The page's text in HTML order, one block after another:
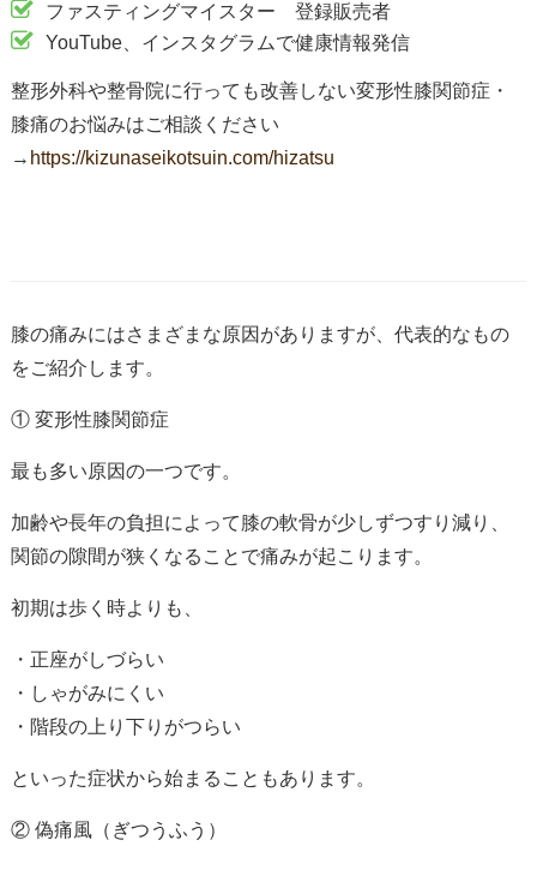
ファスティングマイスター 登録販売者
YouTube、インスタグラムで健康情報発信
整形外科や整骨院に行っても改善しない変形性膝関節症・
膝痛のお悩みはご相談ください
→ https://kizunaseikotsuin.com/hizatsu
膝の痛みにはさまざまな原因がありますが、代表的なもの
をご紹介します。
① 変形性膝関節症
最も多い原因の一つです。
加齢や長年の負担によって膝の軟骨が少しずつすり減り、
関節の隙間が狭くなることで痛みが起こります。
初期は歩く時よりも、
・正座がしづらい
・しゃがみにくい
・階段の上り下りがつらい
といった症状から始まることもあります。
② 偽痛風（ぎつうふう）